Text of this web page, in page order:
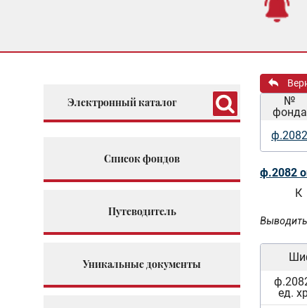
Электронный каталог
Список фондов
Путеводитель
Уникальные документы
№
фонда
ф.2082
ф.2082
К
ед.